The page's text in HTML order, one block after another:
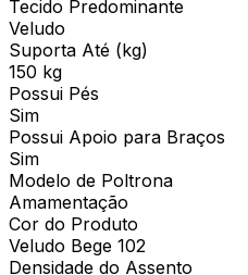
Tecido Predominante
Veludo
Suporta Até (kg)
150 kg
Possui Pés
Sim
Possui Apoio para Braços
Sim
Modelo de Poltrona
Amamentação
Cor do Produto
Veludo Bege 102
Densidade do Assento